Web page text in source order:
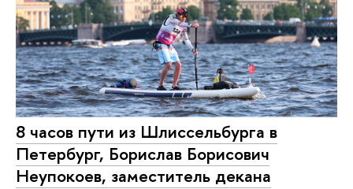
8 часов пути из Шлиссельбурга в
Петербург, Борислав Борисович
Неупокоев, заместитель декана